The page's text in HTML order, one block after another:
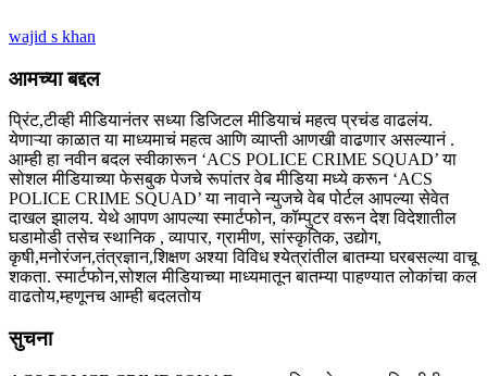
wajid s khan
आमच्या बद्दल
प्रिंट,टीव्ही मीडियानंतर सध्या डिजिटल मीडियाचं महत्व प्रचंड वाढलंय.
येणाऱ्या काळात या माध्यमाचं महत्व आणि व्याप्ती आणखी वाढणार असल्यानं .
आम्ही हा नवीन बदल स्वीकारून ‘ACS POLICE CRIME SQUAD’ या
सोशल मीडियाच्या फेसबुक पेजचे रूपांतर वेब मीडिया मध्ये करून ‘ACS
POLICE CRIME SQUAD’ या नावाने न्युजचे वेब पोर्टल आपल्या सेवेत
दाखल झालय. येथे आपण आपल्या स्मार्टफोन, कॉम्पुटर वरून देश विदेशातील
घडामोडी तसेच स्थानिक , व्यापार, ग्रामीण, सांस्कृतिक, उद्योग,
कृषी,मनोरंजन,तंत्रज्ञान,शिक्षण अश्या विविध श्येत्रांतील बातम्या घरबसल्या वाचू
शकता. स्मार्टफोन,सोशल मीडियाच्या माध्यमातून बातम्या पाहण्यात लोकांचा कल
वाढतोय,म्हणूनच आम्ही बदलतोय
सुचना